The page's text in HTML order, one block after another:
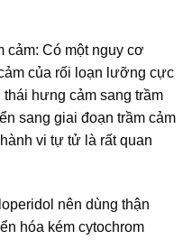
cảm: Có một nguy cơ
của rối loạn lưỡng cực
hưng cảm sang trầm
sang giai đoạn trầm cảm
vi tự tử là rất quan
nên dùng thận
hóa kém cytochrom